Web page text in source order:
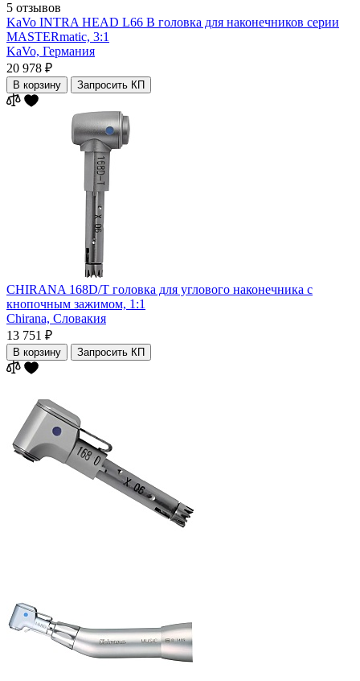
5 отзывов
KaVo INTRA HEAD L66 B головка для наконечников серии
MASTERmatic, 3:1
KaVo, Германия
20 978 ₽
В корзину Запросить КП
CHIRANA 168D/T головка для углового наконечника с
кнопочным зажимом, 1:1
Chirana, Словакия
13 751 ₽
В корзину Запросить КП